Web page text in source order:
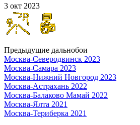
3 окт 2023
Предыдущие дальнобои
Москва-Северодвинск 2023
Москва-Самара 2023
Москва-Нижний Новгород 2023
Москва-Астрахань 2022
Москва-Балаково Мамай 2022
Москва-Ялта 2021
Москва-Териберка 2021